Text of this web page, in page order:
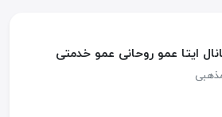
ایتا عمو روحانی عمو خدمتی